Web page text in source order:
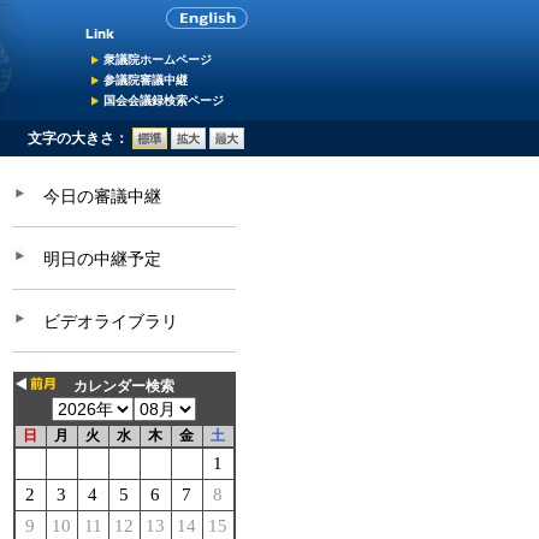
衆議院ホームページ
参議院審議中継
国会会議録検索ページ
文字の大きさ：
今日の審議中継
明日の中継予定
ビデオライブラリ
カレンダー検索
日 月 火 水 木 金 土
1
2
3 4 5 6 7
8
9
10 11 12 13 14
15